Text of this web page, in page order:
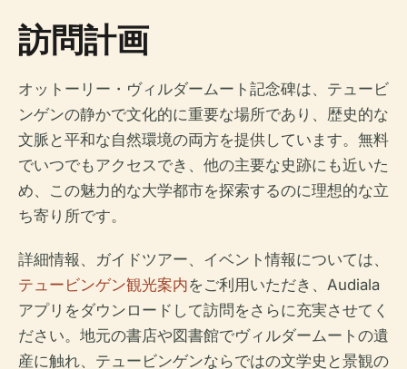
訪問計画
オットーリー・ヴィルダームート記念碑は、テュービ
ンゲンの静かで文化的に重要な場所であり、歴史的な
文脈と平和な自然環境の両方を提供しています。無料
でいつでもアクセスでき、他の主要な史跡にも近いた
め、この魅力的な大学都市を探索するのに理想的な立
ち寄り所です。
詳細情報、ガイドツアー、イベント情報については、
テュービンゲン観光案内をご利用いただき、Audiala
アプリをダウンロードして訪問をさらに充実させてく
ださい。地元の書店や図書館でヴィルダームートの遺
産に触れ、テュービンゲンならではの文学史と景観の